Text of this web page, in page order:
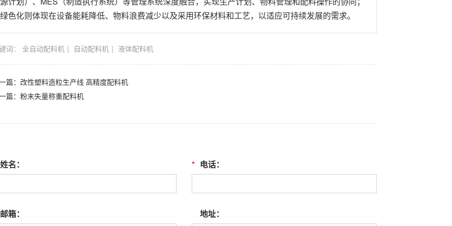
绿色化则体现在设备能耗降低、物料浪费减少以及采用环保材料和工艺，以适应可持续发展的需求。
词： 全自动配料机 自动配料机 液体配料机
篇： 改性塑料造粒生产线 高精度配料机
篇： 粉末失量称重配料机
姓名： * 电话：
邮箱： 地址：